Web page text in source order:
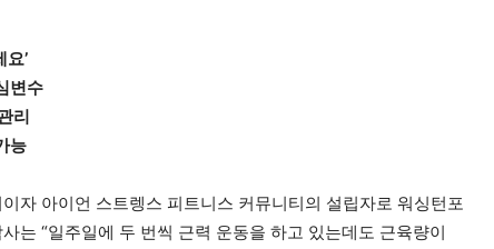
’
변수
리
능
자 아이언 스트렝스 피트니스 커뮤니티의 설립자로 워싱턴포
는 “일주일에 두 번씩 근력 운동을 하고 있는데도 근육량이